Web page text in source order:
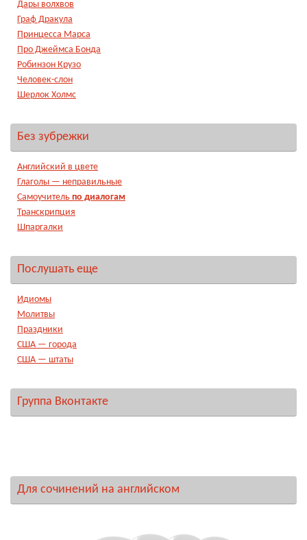
Дары волхвов
Граф Дракула
Принцесса Марса
Про Джеймса Бонда
Робинзон Крузо
Человек-слон
Шерлок Холмс
Без зубрежки
Английский в цвете
Глаголы — неправильные
Самоучитель по диалогам
Транскрипция
Шпаргалки
Послушать еще
Идиомы
Молитвы
Праздники
США — города
США — штаты
Группа Вконтакте
Для сочинений на английском